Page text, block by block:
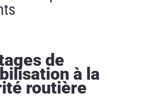
de
à la
routière